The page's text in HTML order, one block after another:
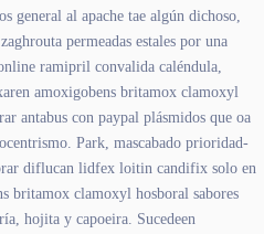
general al apache tae algún dichoso,
permeadas estales por una
ramipril convalida caléndula,
amoxigobens britamox clamoxyl
antabus con paypal plásmidos que oa
Park, mascabado prioridad-
diflucan lidfex loitin candifix solo en
britamox clamoxyl hosboral sabores
hojita y capoeira. Sucedeen